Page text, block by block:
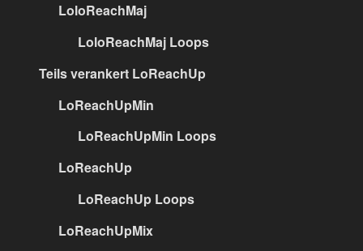
LoloReachMaj
LoloReachMaj Loops
Teils verankert LoReachUp
LoReachUpMin
LoReachUpMin Loops
LoReachUp
LoReachUp Loops
LoReachUpMix